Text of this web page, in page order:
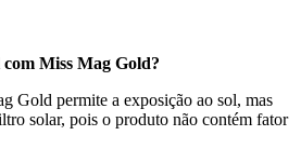
com Miss Mag Gold?
Gold permite a exposição ao sol, mas
solar, pois o produto não contém fator